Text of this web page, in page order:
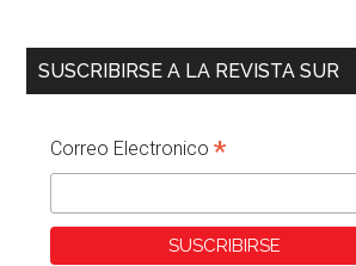
SUSCRIBIRSE A LA REVISTA SUR
Correo Electronico*